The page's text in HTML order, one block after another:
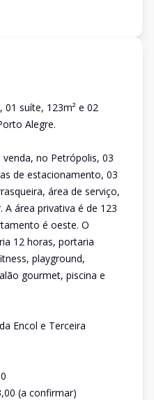
suíte, 123m² e 02
Alegre.
no Petrópolis, 03
de estacionamento, 03
área de serviço,
A área privativa é de 123
é oeste. O
12 horas, portaria
playground,
gourmet, piscina e
Encol e Terceira
(a confirmar)